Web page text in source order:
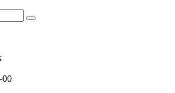
00